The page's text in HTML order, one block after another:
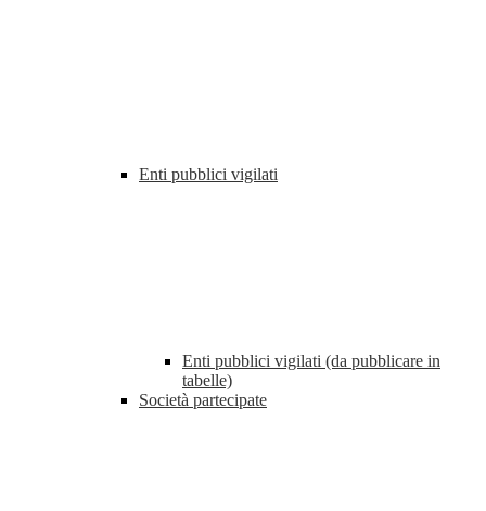
Enti pubblici vigilati
Enti pubblici vigilati (da pubblicare in
tabelle)
Società partecipate